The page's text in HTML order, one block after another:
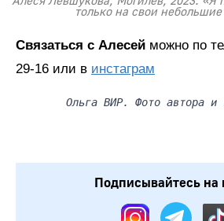
только на свои небольшие
Связаться с Алесей можно по
29-16 или в инстаграм
Ольга ВИР. Фото автора и
Подписывайтесь на